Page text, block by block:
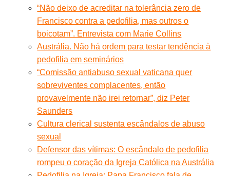
“Não deixo de acreditar na tolerância zero de
Francisco contra a pedofilia, mas outros o
boicotam”. Entrevista com Marie Collins
Austrália. Não há ordem para testar tendência à
pedofilia em seminários
“Comissão antiabuso sexual vaticana quer
sobreviventes complacentes, então
provavelmente não irei retornar”, diz Peter
Saunders
Cultura clerical sustenta escândalos de abuso
sexual
Defensor das vítimas: O escândalo de pedofilia
rompeu o coração da Igreja Católica na Austrália